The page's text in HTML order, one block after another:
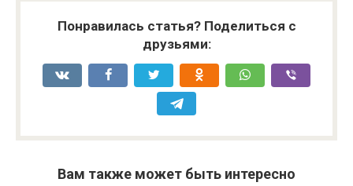
Понравилась статья? Поделиться с
друзьями:
Вам также может быть интересно